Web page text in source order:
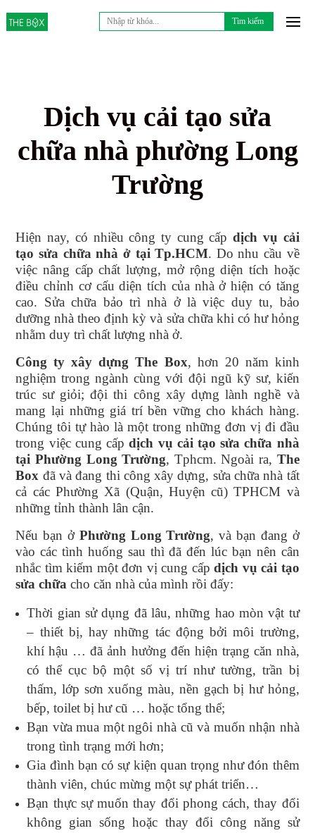
Tìm
kiếm
Dịch vụ cải tạo sửa
chữa nhà phường Long
Trường
Hiện nay, có nhiều công ty cung cấpdịch vụ cải
tạo sửa chữa nhà ở tại Tp.HCM. Do nhu cầu về
việc nâng cấp chất lượng, mở rộng diện tích hoặc
điều chỉnh cơ cấu diện tích của nhà ở hiện có tăng
cao. Sửa chữa bảo trì nhà ở là việc duy tu, bảo
dưỡng nhà theo định kỳ và sửa chữa khi có hư hỏng
nhằm duy trì chất lượng nhà ở.
Công ty xây dựng The Box, hơn 20 năm kinh
nghiệm trong ngành cùng với đội ngũ kỹ sư, kiến
trúc sư giỏi; đội thi công xây dựng lành nghề và
mang lại những giá trí bền vững cho khách hàng.
Chúng tôi tự hào là một trong những đơn vị đi đầu
trong việc cung cấpdịch vụ cải tạo sửa chữa nhà
tại Phường Long Trường, Tphcm. Ngoài ra, The
Box đã và đang thi công xây dựng, sửa chữa nhà tất
cả các Phường Xã (Quận, Huyện cũ) TPHCM và
những tỉnh thành lân cận.
Nếu bạn ở Phường Long Trường, và bạn đang ở
vào các tình huống sau thì đã đến lúc bạn nên cân
nhắc tìm kiếm một đơn vị cung cấpdịch vụ cải tạo
sửa chữa cho căn nhà của mình rồi đấy:
Thời gian sử dụng đã lâu, những hao mòn vật tư
– thiết bị, hay những tác động bởi môi trường,
khí hậu … đã ảnh hưởng đến hiện trạng căn nhà,
có thể cục bộ một số vị trí như tường, trần bị
thấm, lớp sơn xuống màu, nền gạch bị hư hỏng,
bếp, toilet bị hư cũ … hoặc tổng thể;
Bạn vừa mua một ngôi nhà cũ và muốn nhận nhà
trong tình trạng mới hơn;
Gia đình bạn có sự kiện quan trọng như đón thêm
thành viên, chúc mừng một sự phát triển…
Bạn thực sự muốn thay đổi phong cách, thay đổi
không gian sống hoặc thay đổi công năng sử